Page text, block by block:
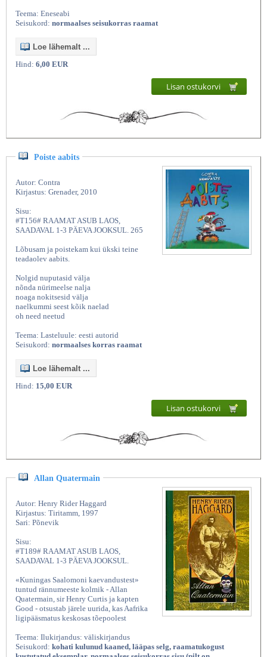
Teema: Eneseabi
Seisukord: normaalses seisukorras raamat
Loe lähemalt ...
Hind: 6,00 EUR
Lisan ostukorvi
Poiste aabits
Autor: Contra
Kirjastus: Grenader, 2010
Sisu:
#T156# RAAMAT ASUB LAOS,
SAADAVAL 1-3 PÄEVA JOOKSUL. 265
Lõbusam ja poistekam kui ükski teine
teadaolev aabits.
Nolgid nuputasid välja
nõnda nürimeelse nalja
noaga nokitsesid välja
naelkummi seest kõik naelad
oh need neetud
Teema: Lasteluule: eesti autorid
Seisukord: normaalses korras raamat
Loe lähemalt ...
Hind: 15,00 EUR
Lisan ostukorvi
Allan Quatermain
Autor: Henry Rider Haggard
Kirjastus: Tiritamm, 1997
Sari: Põnevik
Sisu:
#T189# RAAMAT ASUB LAOS,
SAADAVAL 1-3 PÄEVA JOOKSUL.
«Kuningas Saalomoni kaevandustest»
tuntud rännumeeste kolmik - Allan
Quatermain, sir Henry Curtis ja kapten
Good - otsustab järele uurida, kas Aafrika
ligipääsmatus keskosas tõepoolest
Teema: Ilukirjandus: väliskirjandus
Seisukord: kohati kulunud kaaned, lääpas selg, raamatukogust